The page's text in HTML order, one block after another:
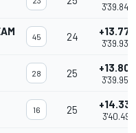
3'39.840
45 24 +13.777
3'39.933
28 25 +13.803
3'39.959
16 25 +14.335
3'40.491